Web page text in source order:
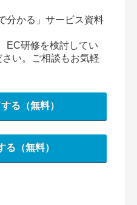
分かる」サービス資料
EC研修を検討してい
い。ご相談もお気軽
る（無料）
る（無料）